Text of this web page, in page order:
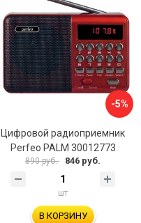
-5%
Цифровой радиоприемник
Perfeo PALM 30012773
890 руб. 846 руб.
шт
В КОРЗИНУ